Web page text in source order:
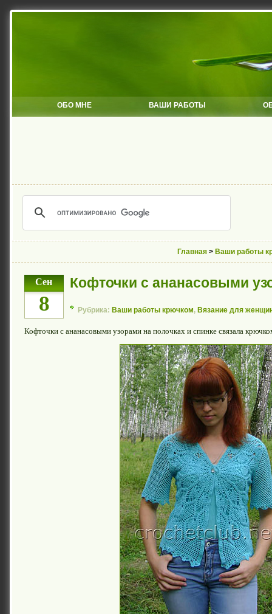
ОБО МНЕ ВАШИ РАБОТЫ
Главная > Ваши работы
Сен
8
Кофточки с ананасовыми
Рубрика: Ваши работы крючком, Вязание для
Кофточки с ананасовыми узорами на полочках и спинке связала